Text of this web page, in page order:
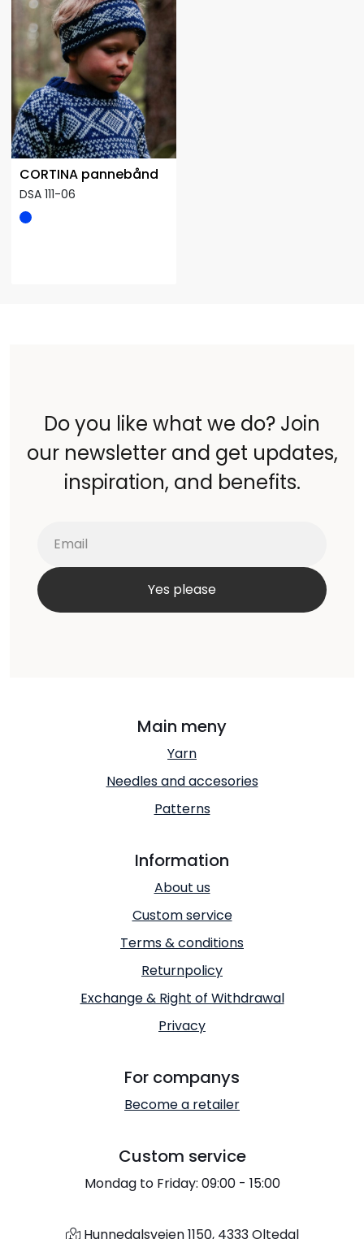
CORTINA pannebånd
DSA 111-06
Do you like what we do? Join
our newsletter and get updates,
inspiration, and benefits.
Main meny
Yarn
Needles and accesories
Patterns
Information
About us
Custom service
Terms & conditions
Returnpolicy
Exchange & Right of Withdrawal
Privacy
For companys
Become a retailer
Custom service
Mondag to Friday: 09:00 - 15:00
Hunnedalsveien 1150, 4333 Oltedal